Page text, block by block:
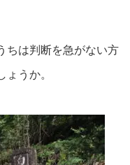
ちは判断を急がない方
ょうか。